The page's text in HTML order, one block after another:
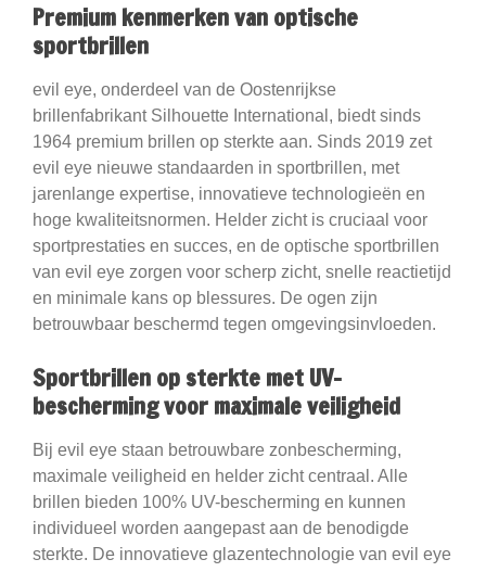
Premium kenmerken van optische
sportbrillen
evil eye, onderdeel van de Oostenrijkse
brillenfabrikant Silhouette International, biedt sinds
1964 premium brillen op sterkte aan. Sinds 2019 zet
evil eye nieuwe standaarden in sportbrillen, met
jarenlange expertise, innovatieve technologieën en
hoge kwaliteitsnormen. Helder zicht is cruciaal voor
sportprestaties en succes, en de optische sportbrillen
van evil eye zorgen voor scherp zicht, snelle reactietijd
en minimale kans op blessures. De ogen zijn
betrouwbaar beschermd tegen omgevingsinvloeden.
Sportbrillen op sterkte met UV-
bescherming voor maximale veiligheid
Bij evil eye staan betrouwbare zonbescherming,
maximale veiligheid en helder zicht centraal. Alle
brillen bieden 100% UV-bescherming en kunnen
individueel worden aangepast aan de benodigde
sterkte. De innovatieve glazentechnologie van evil eye